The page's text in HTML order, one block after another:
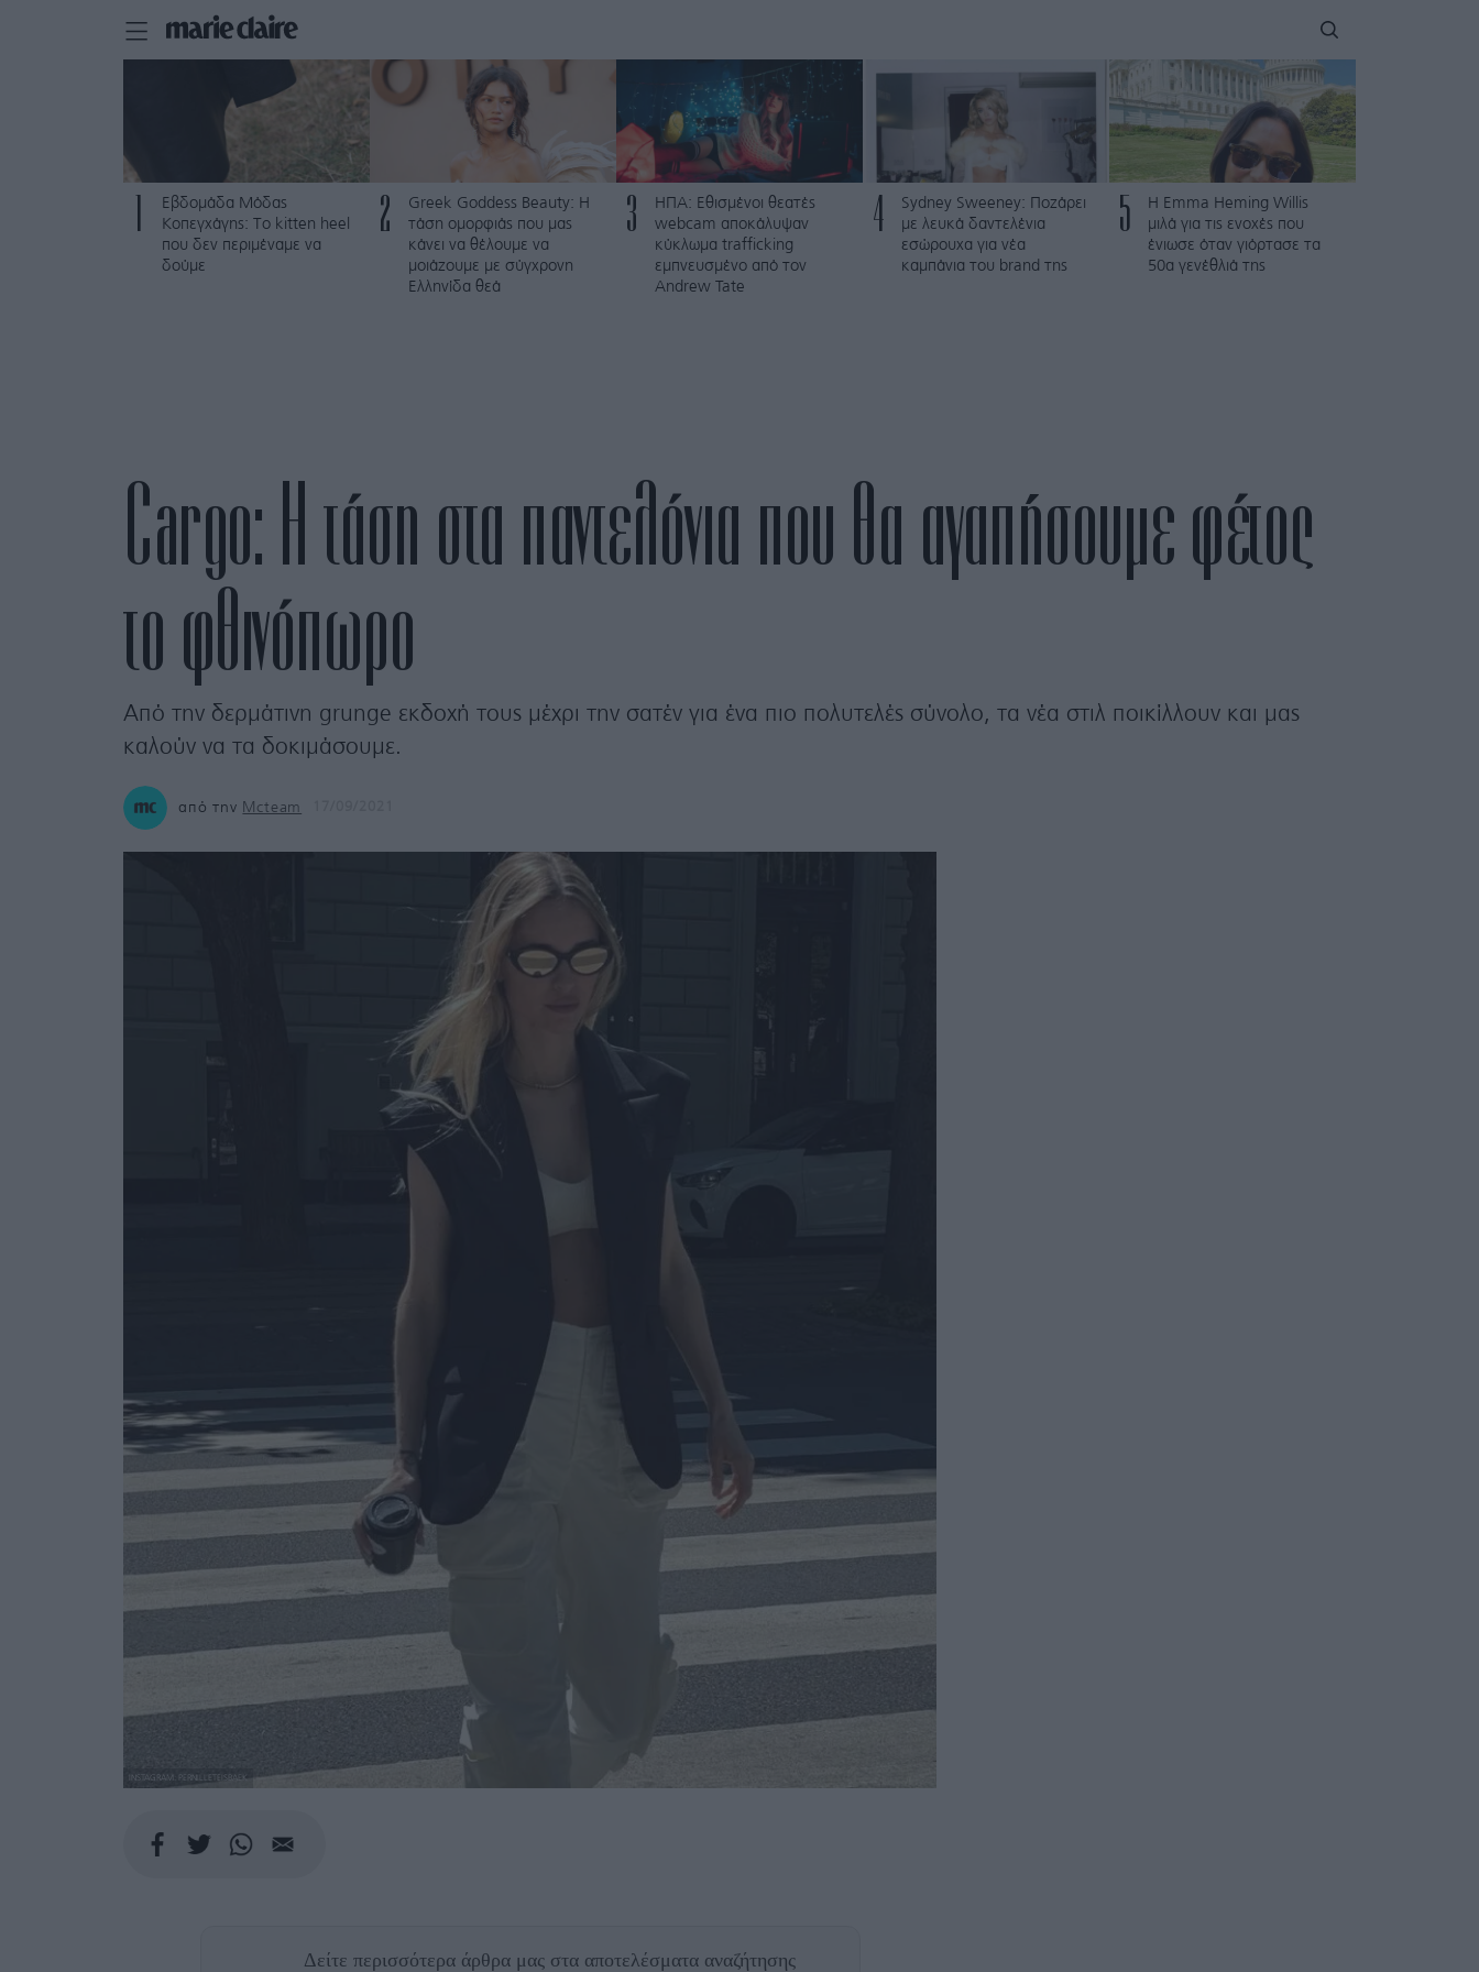
Εβδομάδα Μόδας
Κοπεγχάγης: Το kitten heel
που δεν περιμέναμε να
δούμε
2
Greek Goddess Beauty: Η
τάση ομορφιάς που μας
κάνει να θέλουμε να
μοιάζουμε με σύγχρονη
Ελληνίδα θεά
3
ΗΠΑ: Εθισμένοι θεατές
webcam αποκάλυψαν
κύκλωμα trafficking
εμπνευσμένο από τον
Andrew Tate
4
Sydney Sweeney: Ποζάρει
με λευκά δαντελένια
εσώρουχα για νέα
καμπάνια του brand της
5
H Emma Heming Willis
μιλά για τις ενοχές που
ένιωσε όταν γιόρτασε τα
50α γενέθλιά της
Cargo: Η τάση στα παντελόνια που θα αγαπήσουμε φέτος
το φθινόπωρο
Από την δερμάτινη grunge εκδοχή τους μέχρι την σατέν για ένα πιο πολυτελές σύνολο, τα νέα στιλ ποικίλλουν και μας
καλούν να τα δοκιμάσουμε.
από την Mcteam
INSTAGRAM: PERNILLETEISBAEK
Δείτε περισσότερα άρθρα μας στα αποτελέσματα αναζήτησης